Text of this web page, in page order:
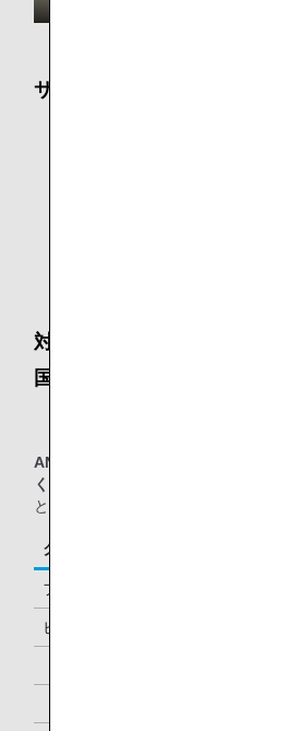
サービス内容
新聞・雑誌はANAアプリに
を提供しております。お客
対象のお客様
国際線到着ラウンジとして
* 他のスター アライアンス加
ANAグループ運航便国際線（エアー
く）
をご利用の、以下に該当する
となります。
クラス／ステイタス
ファーストクラス
ビジネスクラス